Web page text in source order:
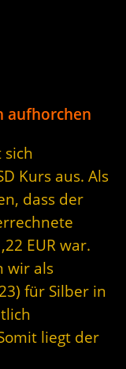
aufhorchen
sich
Kurs aus. Als
dass der
EUR war.
wir als
für Silber in
liegt der